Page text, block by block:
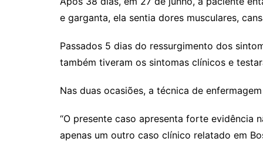
e garganta, ela sentia dores musculares,
Passados 5 dias do ressurgimento dos
também tiveram os sintomas clínicos e
Nas duas ocasiões, a técnica de
“O presente caso apresenta forte evidência
apenas um outro caso clínico relatado em